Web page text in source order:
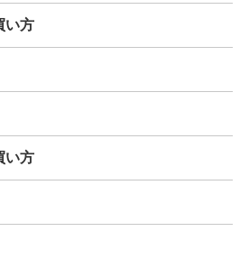
い方
い方